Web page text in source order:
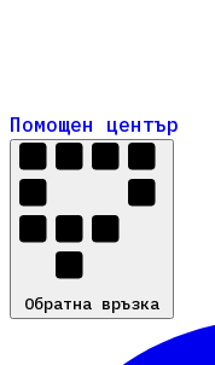
Помощен център
Помощен център
Обратна връзка
Обратна връзка